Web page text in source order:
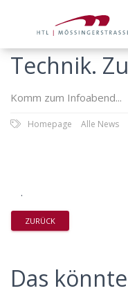
Technik.
Komm zum Infoabend...
Homepage Alle News
.
ZURÜCK
Das